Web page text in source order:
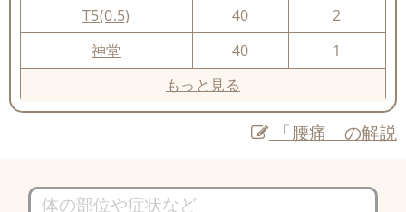
T5(0.5)
40
2
神堂
40
1
もっと見る
「腰痛」の解説